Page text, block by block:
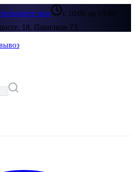
мне
с 10:00 до 19:00
18, Павильон 73